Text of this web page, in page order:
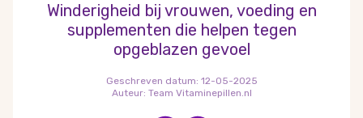
Winderigheid bij vrouwen, voeding en
supplementen die helpen tegen
opgeblazen gevoel
Geschreven datum: 12-05-2025
Auteur: Team Vitaminepillen.nl